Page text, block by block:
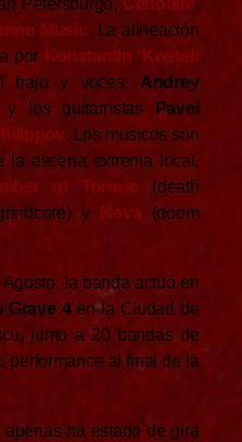
Petersburgo, Cenobite,
Music. La alineación
por Konstantin ‘Kostek
bajo y voces;Andrey
los guitarristas
Pavel
. Los músicos son
la escena extrema local,
of Torture (death
y Neva(doom
la banda actuó en
Grave 4en la Ciudad de
junto a 20 bandas de
performance al final de la
ha estado de gira